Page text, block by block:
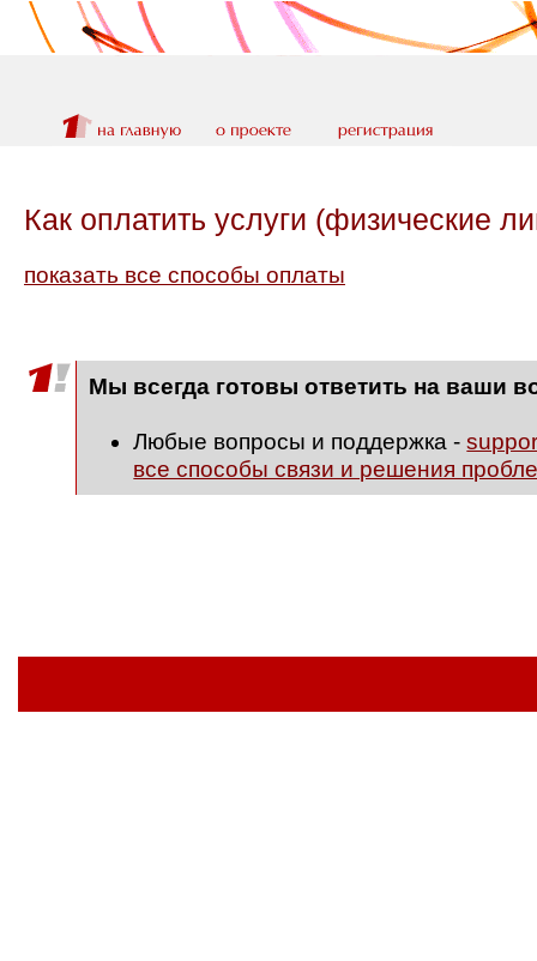
Как оплатить услуги (физические
показать все способы оплаты
Мы всегда готовы ответить на ваши
Любые вопросы и поддержка -
все способы связи и решения